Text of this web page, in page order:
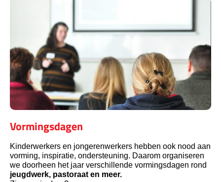
Vormingsdagen
Kinderwerkers en jongerenwerkers hebben ook nood aan
vorming, inspiratie, ondersteuning. Daarom organiseren
we doorheen het jaar verschillende vormingsdagen rond
jeugdwerk, pastoraat en meer.